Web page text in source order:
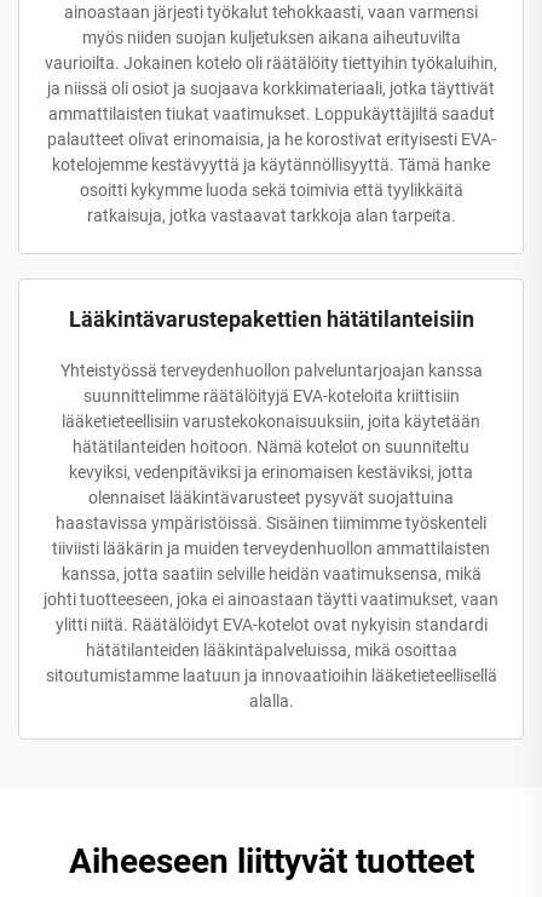
ainoastaan järjesti työkalut tehokkaasti, vaan varmensi
myös niiden suojan kuljetuksen aikana aiheutuvilta
vaurioilta. Jokainen kotelo oli räätälöity tiettyihin työkaluihin,
ja niissä oli osiot ja suojaava korkkimateriaali, jotka täyttivät
ammattilaisten tiukat vaatimukset. Loppukäyttäjiltä saadut
palautteet olivat erinomaisia, ja he korostivat erityisesti EVA-
kotelojemme kestävyyttä ja käytännöllisyyttä. Tämä hanke
osoitti kykymme luoda sekä toimivia että tyylikkäitä
ratkaisuja, jotka vastaavat tarkkoja alan tarpeita.
Lääkintävarustepakettien hätätilanteisiin
Yhteistyössä terveydenhuollon palveluntarjoajan kanssa
suunnittelimme räätälöityjä EVA-koteloita kriittisiin
lääketieteellisiin varustekokonaisuuksiin, joita käytetään
hätätilanteiden hoitoon. Nämä kotelot on suunniteltu
kevyiksi, vedenpitäviksi ja erinomaisen kestäviksi, jotta
olennaiset lääkintävarusteet pysyvät suojattuina
haastavissa ympäristöissä. Sisäinen tiimimme työskenteli
tiiviisti lääkärin ja muiden terveydenhuollon ammattilaisten
kanssa, jotta saatiin selville heidän vaatimuksensa, mikä
johti tuotteeseen, joka ei ainoastaan täytti vaatimukset, vaan
ylitti niitä. Räätälöidyt EVA-kotelot ovat nykyisin standardi
hätätilanteiden lääkintäpalveluissa, mikä osoittaa
sitoutumistamme laatuun ja innovaatioihin lääketieteellisellä
alalla.
Aiheeseen liittyvät tuotteet